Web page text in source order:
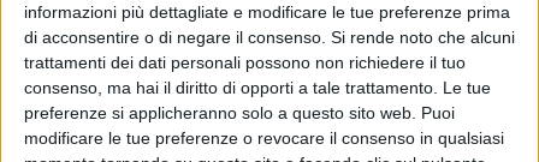
informazioni più dettagliate e modificare le tue preferenze prima
di acconsentire o di negare il consenso. Si rende noto che alcuni
trattamenti dei dati personali possono non richiedere il tuo
consenso, ma hai il diritto di opporti a tale trattamento. Le tue
preferenze si applicheranno solo a questo sito web. Puoi
modificare le tue preferenze o revocare il consenso in qualsiasi
2. Apertura bretella di collegamento: Sarà aperta al transito
la bretella di collegamento tra via Roma e via Rosselli.
3. Nuovo capolinea TPU: il capolinea e le fermate del
trasporto pubblico urbano precedentemente attive in piazza
Matteotti sono trasferite sulla bretella adiacente al palazzo
dell'Agenzia delle Entrate (all'incrocio tra via Roma e via